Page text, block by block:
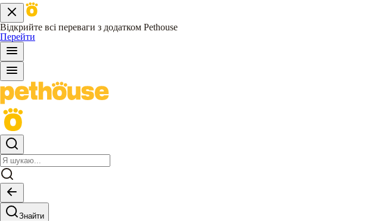
Відкрийте всі переваги з додатком Pethouse
Перейти
Знайти